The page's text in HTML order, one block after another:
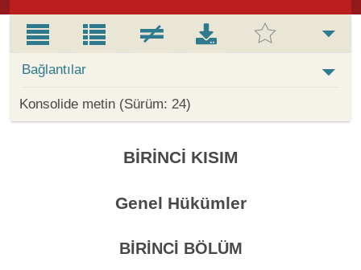
Bağlantılar
Konsolide metin (Sürüm: 24)
BİRİNCİ KISIM
Genel Hükümler
BİRİNCİ BÖLÜM